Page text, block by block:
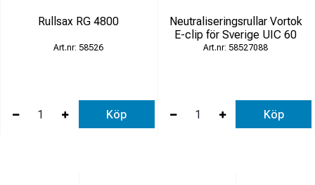
Rullsax RG 4800
58526
Köp
Neutraliseringsrullar Vortok
E-clip för Sverige UIC 60
58527088
Köp